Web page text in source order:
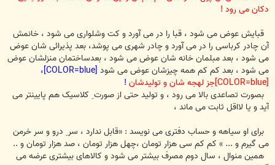
دکان می رود !
قبایش عوض می شود ، قبا را در می آورد و کت وشلواری می شود ، خانمش
آن چادر کرباسی را در می آورد و چادر شهری می پوشد، بعد پذیرائی شان عوض
می شود ، بعد مبلمان خانه شان عوض می شود ، بعدساختمان منزلشان عوض
می شود ، بعد کم کم همه چیزشان عوض می شود
!
بصورت تصاعدی بالا می رود ، و تولید حتی از صورت ِ کلاسیک هم پایینتر می
آید و یا لااقل ثابت می ماند ،
برای او سیاهه و حساب دفتری می نویسد : «قابل ندارد ، سر ِ درو و سر خرمن
می گیرم و ... » کم کم سی هزار تومان ،چهل هزار تومان ، صد هزار تومان و ..
همین منوال ، سال دوم مصرف بیشتر می شود و کالاهای بیشتری عرضه می